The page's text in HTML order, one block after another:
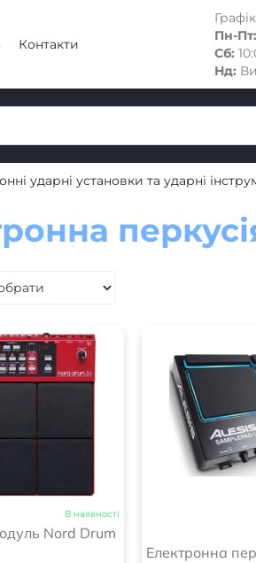
Контакти
Пн-Пт:
Сб:
Нд:
ударні установки та ударні
В наявності
Nord Drum
Електронна